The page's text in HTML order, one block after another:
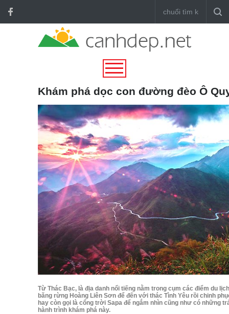
Khám phá dọc con đường đèo Ô
Từ Thác Bạc, là địa danh nổi tiếng nằm trong cụm các điểm du
băng rừng Hoàng Liên Sơn để đến với thác Tình Yêu rồi chinh
hay còn gọi là cổng trời Sapa để ngắm nhìn cũng như có những
hành trình khám phá này.